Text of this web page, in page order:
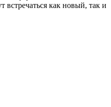
встречаться как новый, так и